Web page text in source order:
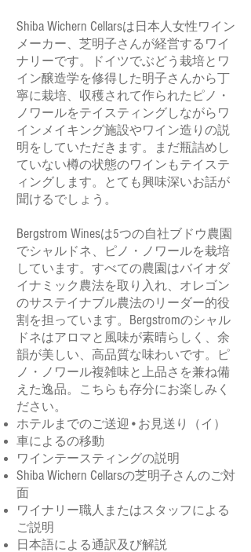
Shiba Wichern Cellarsは日本人女性ワイン
メーカー、芝明子さんが経営するワイ
ナリーです。ドイツでぶどう栽培とワ
イン醸造学を修得した明子さんから丁
寧に栽培、収穫されて作られたピノ・
ノワールをテイスティングしながらワ
インメイキング施設やワイン造りの説
明をしていただきます。まだ瓶詰めし
ていない樽の状態のワインもテイステ
ィングします。とても興味深いお話が
聞けるでしょう。
Bergstrom Winesは5つの自社ブドウ農園
でシャルドネ、ピノ・ノワールを栽培
しています。すべての農園はバイオダ
イナミック農法を取り入れ、オレゴン
のサステイナブル農法のリーダー的役
割を担っています。 Bergstromのシャル
ドネはアロマと風味が素晴らしく、余
韻が美しい、高品質な味わいです。ピ
ノ・ノワール複雑味と上品さを兼ね備
えた逸品。こちらも存分にお楽しみく
ださい。
ホテルまでのご送迎•お見送り（イ）
車によるの移動
ワインテースティングの説明
Shiba Wichern Cellarsの芝明子さんのご対
面
ワイナリー職人またはスタッフによる
ご説明
日本語による通訳及び解説